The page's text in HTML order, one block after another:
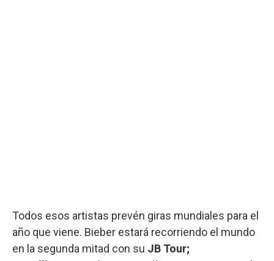
Todos esos artistas prevén giras mundiales para el
año que viene. Bieber estará recorriendo el mundo
en la segunda mitad con su JB Tour;